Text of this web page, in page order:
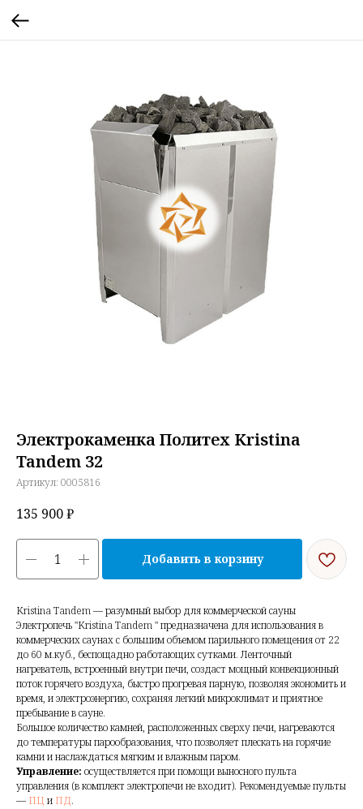
Электрокаменка Политех Kristina
Tandem 32
Артикул: 0005816
135 900₽
Добавить в корзину
Kristina Tandem — разумный выбор для коммерческой сауны
Электропечь "Kristina Tandem " предназначена для использования в
коммерческих саунах с большим объемом парильного помещения от 22
до 60 м.куб., беспощадно работающих сутками. Ленточный
нагреватель, встроенный внутри печи, создаст мощный конвекционный
поток горячего воздуха, быстро прогревая парную, позволяя экономить и
время, и электроэнергию, сохраняя легкий микроклимат и приятное
пребывание в сауне.
Большое количество камней, расположенных сверху печи, нагреваются
до температуры парообразования, что позволяет плескать на горячие
камни и наслаждаться мягким и влажным паром.
Управление: осуществляется при помощи выносного пульта
управления (в комплект электропечи не входит). Рекомендуемые пульты
— ПЦ и ПД.